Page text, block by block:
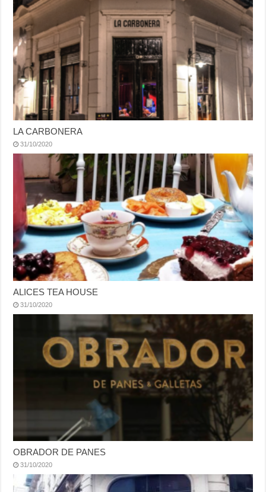
LA CARBONERA
31/10/2020
ALICES TEA HOUSE
31/10/2020
OBRADOR DE PANES
31/10/2020